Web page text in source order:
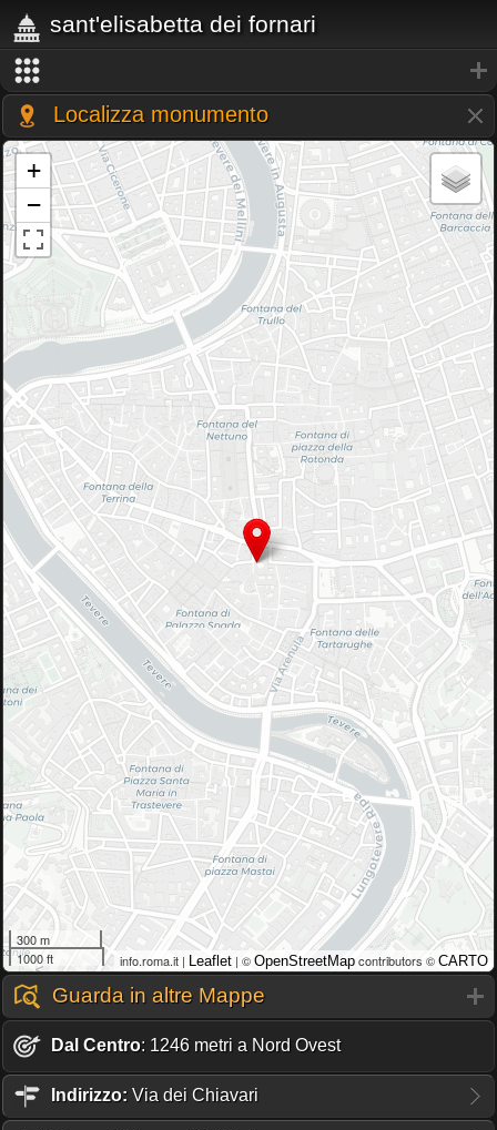
sant'elisabetta dei fornari
Localizza monumento
+
−
300 m
1000 ft
info.roma.it | Leaflet | © OpenStreetMap contributors © CARTO
Guarda in altre Mappe
Dal Centro: 1246 metri a Nord Ovest
Indirizzo: Via dei Chiavari